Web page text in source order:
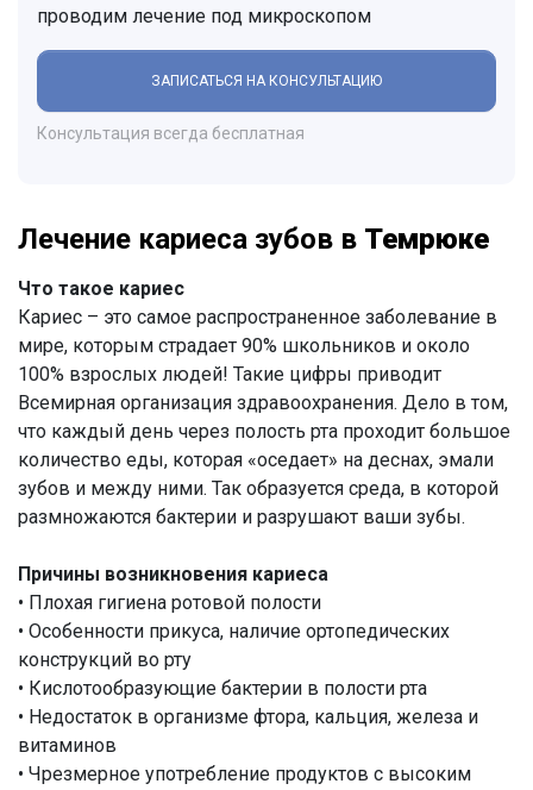
проводим лечение под микроскопом
ЗАПИСАТЬСЯ НА КОНСУЛЬТАЦИЮ
Консультация всегда бесплатная
Лечение кариеса зубов в Темрюке
Что такое кариес
Кариес – это самое распространенное заболевание в
мире, которым страдает 90% школьников и около
100% взрослых людей! Такие цифры приводит
Всемирная организация здравоохранения. Дело в том,
что каждый день через полость рта проходит большое
количество еды, которая «оседает» на деснах, эмали
зубов и между ними. Так образуется среда, в которой
размножаются бактерии и разрушают ваши зубы.
Причины возникновения кариеса
• Плохая гигиена ротовой полости
• Особенности прикуса, наличие ортопедических
конструкций во рту
• Кислотообразующие бактерии в полости рта
• Недостаток в организме фтора, кальция, железа и
витаминов
• Чрезмерное употребление продуктов с высоким